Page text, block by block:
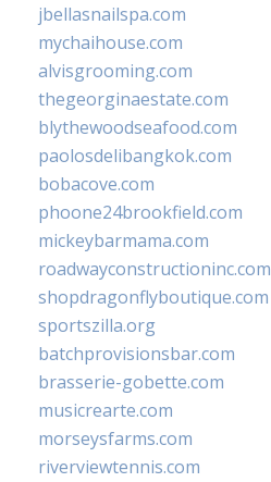
jbellasnailspa.com
mychaihouse.com
alvisgrooming.com
thegeorginaestate.com
blythewoodseafood.com
paolosdelibangkok.com
bobacove.com
phoone24brookfield.com
mickeybarmama.com
roadwayconstructioninc.com
shopdragonflyboutique.com
sportszilla.org
batchprovisionsbar.com
brasserie-gobette.com
musicrearte.com
morseysfarms.com
riverviewtennis.com